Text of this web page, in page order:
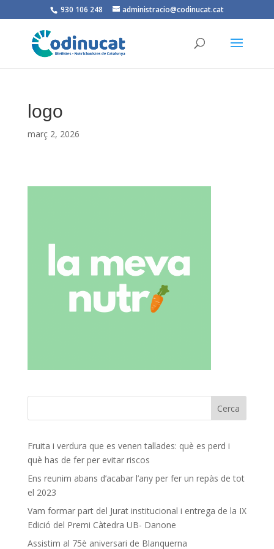
930 106 248 administracio@codinucat.cat
logo
març 2, 2026
Fruita i verdura que es venen tallades: què es perd i
què has de fer per evitar riscos
Ens reunim abans d’acabar l’any per fer un repàs de tot
el 2023
Vam formar part del Jurat institucional i entrega de la IX
Edició del Premi Càtedra UB- Danone
Assistim al 75è aniversari de Blanquerna